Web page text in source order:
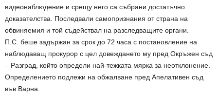
видеонаблюдение и срещу него са събрани достатъчно
доказателства. Последвали самопризнания от страна на
обвиняемия и той съдействал на разследващите органи.
П.С. беше задържан за срок до 72 часа с постановление на
наблюдаващ прокурор с цел довеждането му пред Окръжен съд
– Разград, който определи най-тежката мярка за неотклонение.
Определението подлежи на обжалване пред Апелативен съд
във Варна.